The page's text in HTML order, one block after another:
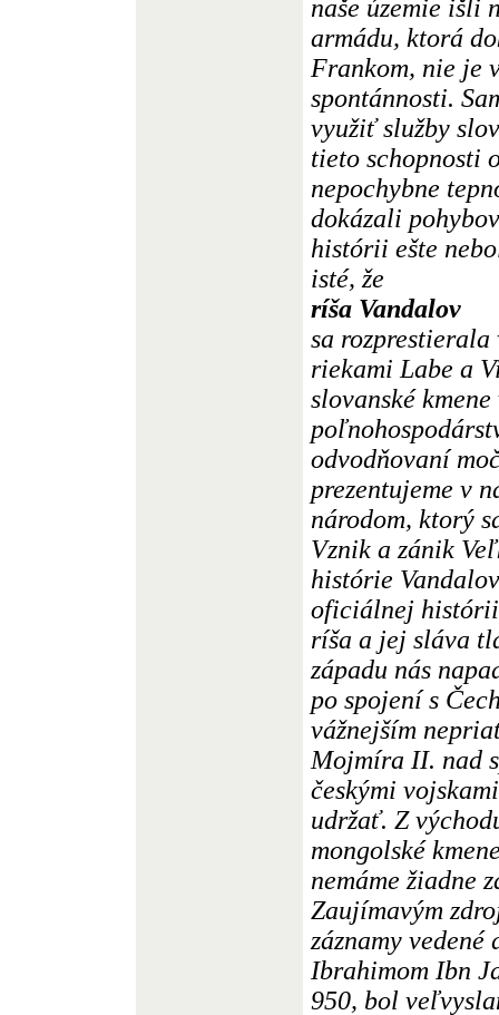
naše územie išli
armádu, ktorá
Frankom, nie je
spontánnosti.
využiť služby
tieto schopnosti
nepochybne
dokázali
histórii ešte
isté, že
ríša Vandalov
sa rozprestierala
riekami Labe a
slovanské
odvodňovaní
prezentujeme v
národom, ktorý
Vznik a zánik
histórie
oficiálnej histórii
ríša a jej sláva
západu nás
po spojení s
vážnejším
Mojmíra II. nad
českými
udržať. Z
mongolské
nemáme žiadne
Zaujímavým
záznamy
Ibrahimom Ibn
950, bol